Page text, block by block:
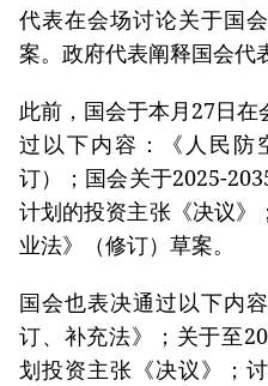
代表在会场讨论关于国
案。政府代表阐释国会代
此前，国会于本月27日
过以下内容：《人民防
订）；国会关于2025-
计划的投资主张《决议》
业法》（修订）草案。
国会也表决通过以下内
订、补充法》；关于至
划投资主张《决议》；